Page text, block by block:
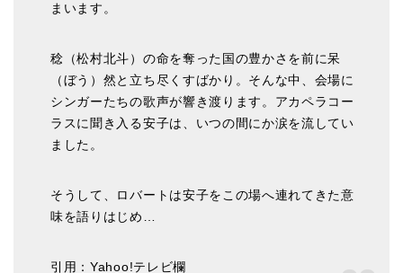
まいます。
稔（松村北斗）の命を奪った国の豊かさを前に呆
（ぼう）然と立ち尽くすばかり。そんな中、会場に
シンガーたちの歌声が響き渡ります。アカペラコー
ラスに聞き入る安子は、いつの間にか涙を流してい
ました。
そうして、ロバートは安子をこの場へ連れてきた意
味を語りはじめ…
引用：Yahoo!テレビ欄